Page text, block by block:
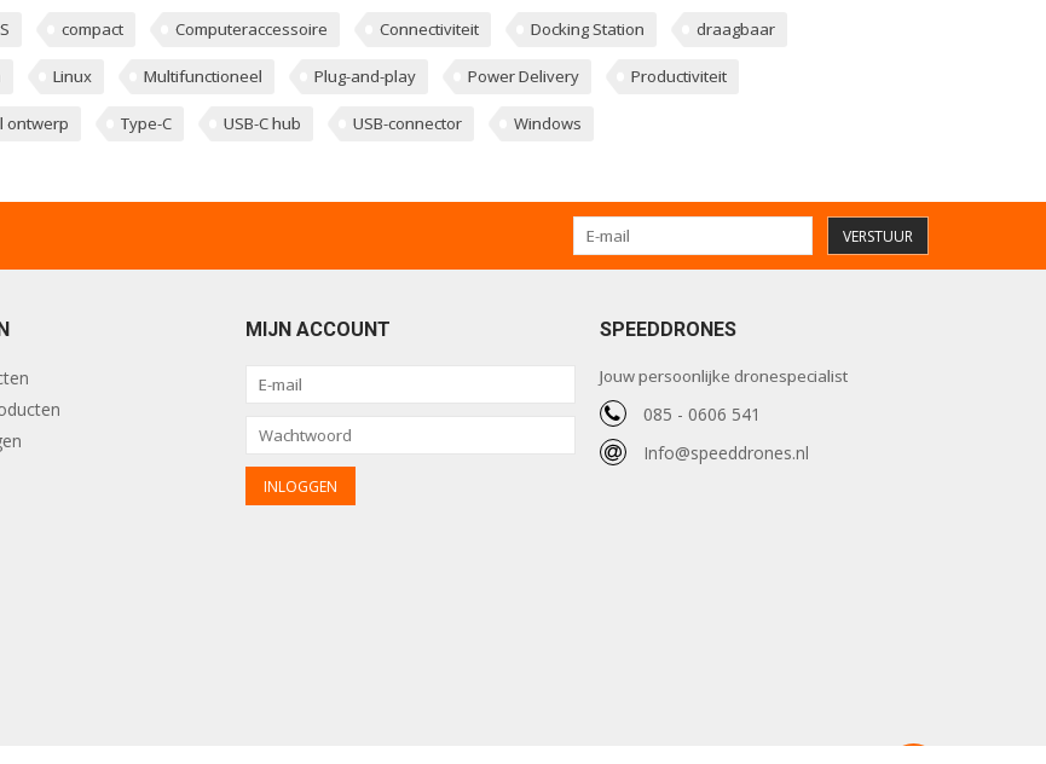
compact Computeraccessoire Connectiviteit Docking Station draagbaar
Linux Multifunctioneel Plug-and-play Power Delivery Productiviteit
ontwerp Type-C USB-C hub USB-connector Windows
VERSTUUR
MIJN ACCOUNT SPEEDDRONES
Jouw persoonlijke dronespecialist
085 - 0606 541
Info@speeddrones.nl